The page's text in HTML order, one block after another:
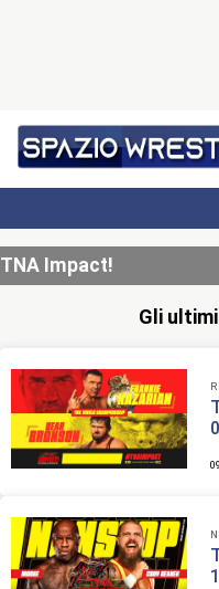
TNA Impact!
Gli